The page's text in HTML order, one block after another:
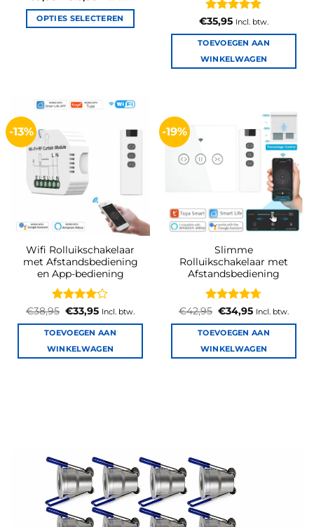
tot
€15,95
OPTIES SELECTEREN
Deze
gekozen
worden
op
de
productpagina
Gewaardeerd
5uit 5
€35,95 Incl. btw.
TOEVOEGEN AAN
WINKELWAGEN
-13%
Wifi Rolluikschakelaar
met Afstandsbediening
en App-bediening
Gewaardeerd
4uit 5
€38,95 Oorspronkelijke
prijs
was:
€38,95.
€33,95Huidige
is:
€33,95.
Incl. btw.
TOEVOEGEN AAN
WINKELWAGEN
-19%
Slimme
Rolluikschakelaar met
Afstandsbediening
Gewaardeerd
4.67uit 5
€42,95 Oorspronkelijke
prijs
was:
€42,95.
€34,95Huidige
is:
€34,95.
Incl. btw.
TOEVOEGEN AAN
WINKELWAGEN